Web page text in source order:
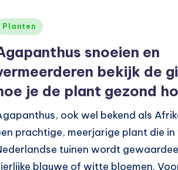
Planten
snoeien en
bekijk de
je de plant gezond
ook wel bekend als
prachtige, meerjarige plant die in
tuinen wordt
blauwe of witte bloemen.